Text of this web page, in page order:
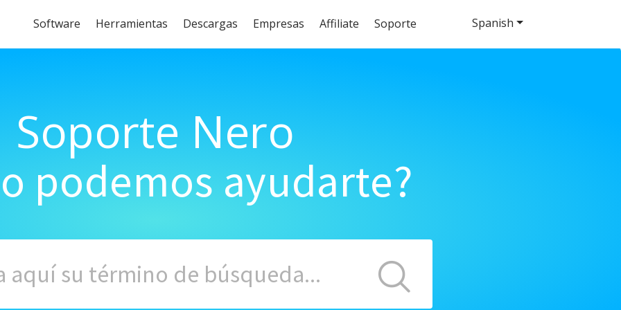
Software Herramientas Descargas Empresas Affiliate Soporte
Soporte Nero
podemos ayudarte?
Spanish